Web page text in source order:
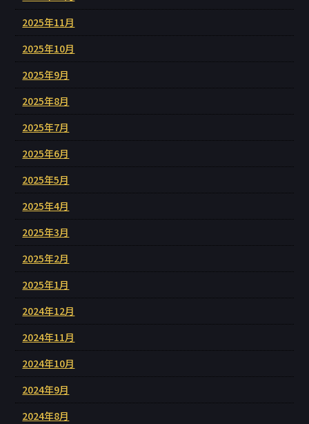
2025年11月
2025年10月
2025年9月
2025年8月
2025年7月
2025年6月
2025年5月
2025年4月
2025年3月
2025年2月
2025年1月
2024年12月
2024年11月
2024年10月
2024年9月
2024年8月